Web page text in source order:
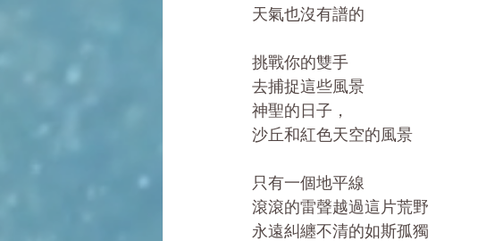
天氣也沒有譜的
挑戰你的雙手
去捕捉這些風景
神聖的日子，
沙丘和紅色天空的風景
只有一個地平線
滾滾的雷聲越過這片荒野
永遠糾纏不清的如斯孤獨